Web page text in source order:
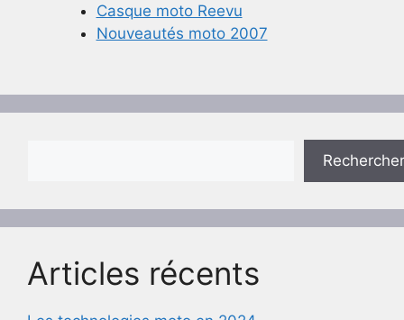
Casque moto Reevu
Nouveautés moto 2007
Rechercher
Articles récents